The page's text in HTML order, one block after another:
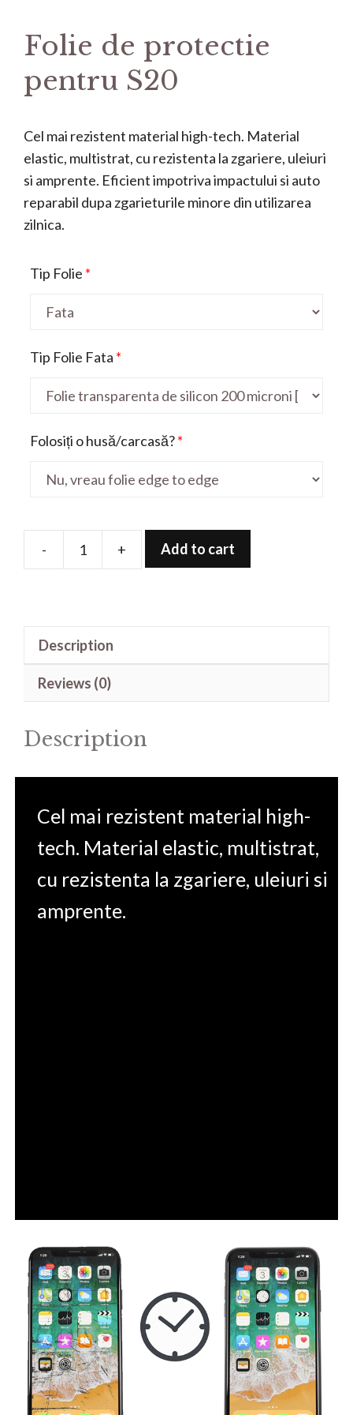
Folie de protectie
pentru S20
Cel mai rezistent material high-tech. Material
elastic, multistrat, cu rezistenta la zgariere, uleiuri
si amprente. Eficient impotriva impactului si auto
reparabil dupa zgarieturile minore din utilizarea
zilnica.
Tip Folie *
Tip Folie Fata *
Folosiți o husă/carcasă?*
-
Folie
+ Add to cart
Description
Reviews (0)
Description
Cel mai rezistent material high-
tech. Material elastic, multistrat,
cu rezistenta la zgariere, uleiuri si
amprente.